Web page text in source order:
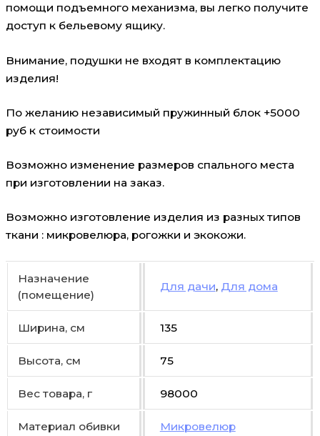
помощи подъемного механизма, вы легко получите
доступ к бельевому ящику.
Внимание, подушки не входят в комплектацию
изделия!
По желанию независимый пружинный блок +5000
руб к стоимости
Возможно изменение размеров спального места
при изготовлении на заказ.
Возможно изготовление изделия из разных типов
ткани : микровелюра, рогожки и экокожи.
Назначение
(помещение)
Для дачи, Для дома
Ширина, см 135
Высота, см 75
Вес товара, г 98000
Материал обивки Микровелюр